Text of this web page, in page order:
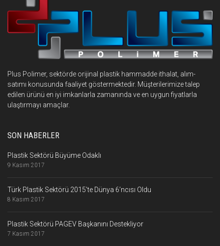
Plus Polimer, sektörde orijinal plastik hammadde ithalat, alım-
satımı konusunda faaliyet göstermektedir. Müşterilerimize talep
edilen ürünü en iyi imkanlarla zamanında ve en uygun fiyatlarla
ulaştırmayı amaçlar.
SON HABERLER
Plastik Sektörü Büyüme Odaklı
9 Kasım 2017
Türk Plastik Sektörü 2015’te Dünya 6’ncısı Oldu
8 Kasım 2017
Plastik Sektörü PAGEV Başkanını Destekliyor
7 Kasım 2017